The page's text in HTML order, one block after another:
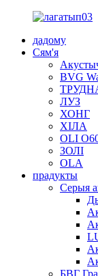
дадому
Сям'я
BVG
ЛУЗ
ХОНГ
ХІЛА
OLI
ЗОЛІ
OLA
прадукты
Серыя
БВГ